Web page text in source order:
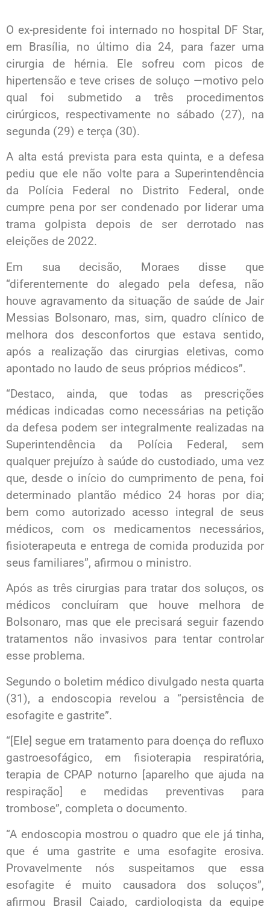
O ex-presidente foi internado no hospital DF Star,
em Brasília, no último dia 24, para fazer uma
cirurgia de hérnia. Ele sofreu com picos de
hipertensão e teve crises de soluço —motivo pelo
qual foi submetido a três procedimentos
cirúrgicos, respectivamente no sábado (27), na
segunda (29) e terça (30).
A alta está prevista para esta quinta, e a defesa
pediu que ele não volte para a Superintendência
da Polícia Federal no Distrito Federal, onde
cumpre pena por ser condenado por liderar uma
trama golpista depois de ser derrotado nas
eleições de 2022.
Em sua decisão, Moraes disse que
“diferentemente do alegado pela defesa, não
houve agravamento da situação de saúde de Jair
Messias Bolsonaro, mas, sim, quadro clínico de
melhora dos desconfortos que estava sentido,
após a realização das cirurgias eletivas, como
apontado no laudo de seus próprios médicos”.
“Destaco, ainda, que todas as prescrições
médicas indicadas como necessárias na petição
da defesa podem ser integralmente realizadas na
Superintendência da Polícia Federal, sem
qualquer prejuízo à saúde do custodiado, uma vez
que, desde o início do cumprimento de pena, foi
determinado plantão médico 24 horas por dia;
bem como autorizado acesso integral de seus
médicos, com os medicamentos necessários,
fisioterapeuta e entrega de comida produzida por
seus familiares”, afirmou o ministro.
Após as três cirurgias para tratar dos soluços, os
médicos concluíram que houve melhora de
Bolsonaro, mas que ele precisará seguir fazendo
tratamentos não invasivos para tentar controlar
esse problema.
Segundo o boletim médico divulgado nesta quarta
(31), a endoscopia revelou a “persistência de
esofagite e gastrite”.
“[Ele] segue em tratamento para doença do refluxo
gastroesofágico, em fisioterapia respiratória,
terapia de CPAP noturno [aparelho que ajuda na
respiração] e medidas preventivas para
trombose”, completa o documento.
“A endoscopia mostrou o quadro que ele já tinha,
que é uma gastrite e uma esofagite erosiva.
Provavelmente nós suspeitamos que essa
esofagite é muito causadora dos soluços”,
afirmou Brasil Caiado, cardiologista da equipe